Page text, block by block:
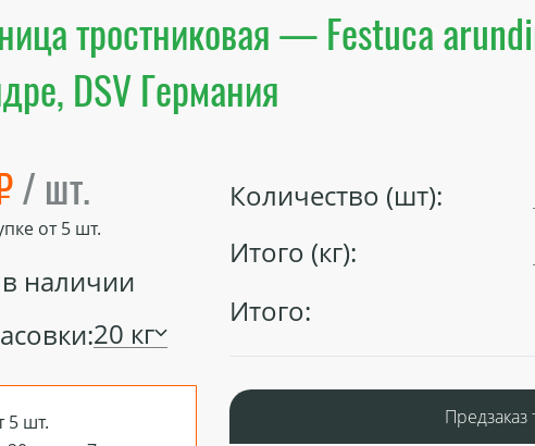
тростниковая — Festuca
DSV Германия
/ шт.
от5шт.
наличии
20 кг
5 шт.
Количество (шт):
Итого (кг):
Итого:
Предзаказ